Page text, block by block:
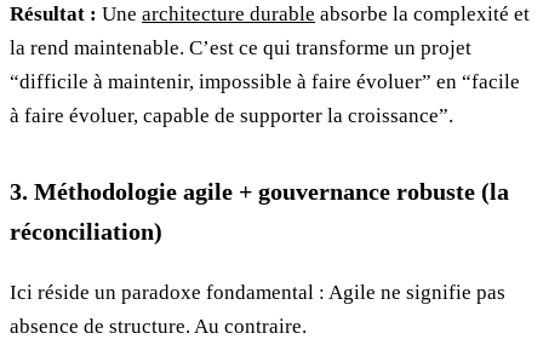
Résultat : Une architecture durable absorbe la complexité et
la rend maintenable. C’est ce qui transforme un projet
“difficile à maintenir, impossible à faire évoluer” en “facile
à faire évoluer, capable de supporter la croissance”.
3. Méthodologie agile + gouvernance robuste (la
réconciliation)
Ici réside un paradoxe fondamental : Agile ne signifie pas
absence de structure. Au contraire.